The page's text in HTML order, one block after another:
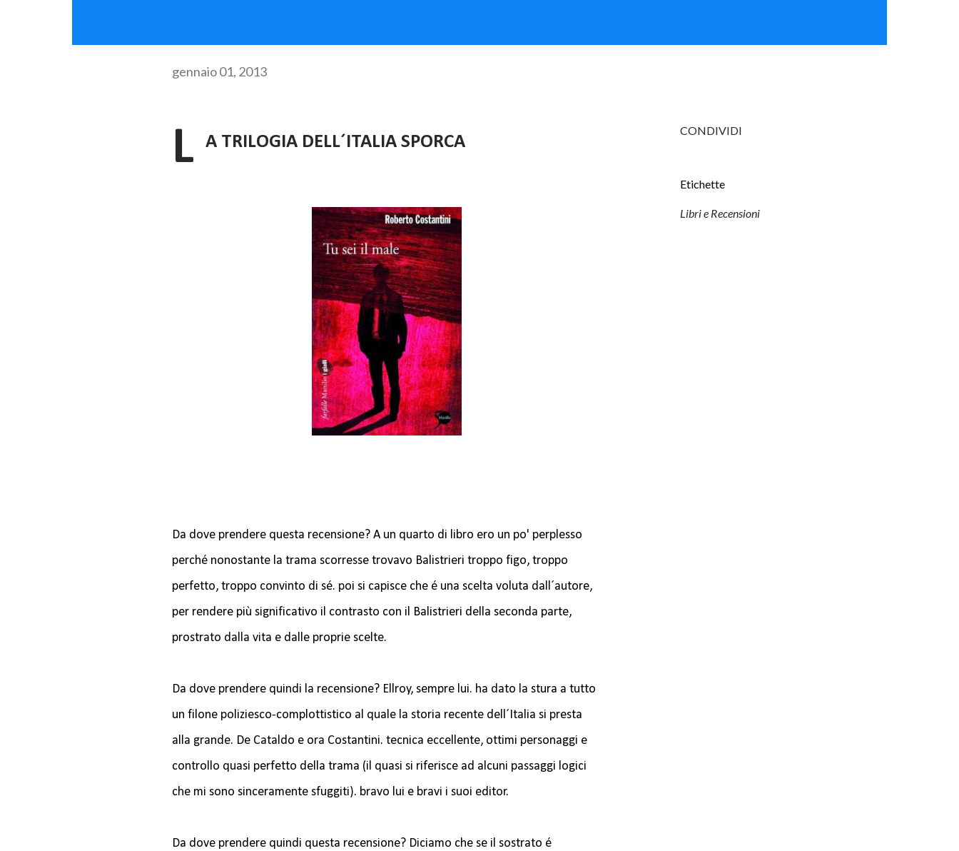
gennaio 01, 2013
L A TRILOGIA DELL´ITALIA SPORCA
Da dove prendere questa recensione? A un quarto di libro ero un po' perplesso
perché nonostante la trama scorresse trovavo Balistrieri troppo figo, troppo
perfetto, troppo convinto di sé. poi si capisce che é una scelta voluta dall´autore,
per rendere più significativo il contrasto con il Balistrieri della seconda parte,
prostrato dalla vita e dalle proprie scelte.
Da dove prendere quindi la recensione? Ellroy, sempre lui. ha dato la stura a tutto
un filone poliziesco-complottistico al quale la storia recente dell´Italia si presta
alla grande. De Cataldo e ora Costantini. tecnica eccellente, ottimi personaggi e
controllo quasi perfetto della trama (il quasi si riferisce ad alcuni passaggi logici
che mi sono sinceramente sfuggiti). bravo lui e bravi i suoi editor.
Da dove prendere quindi questa recensione? Diciamo che se il sostrato é
CONDIVIDI
Etichette
Libri e Recensioni